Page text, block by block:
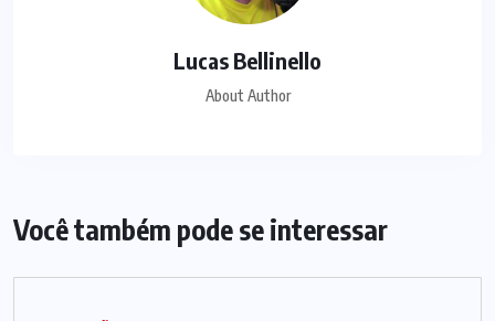
Lucas Bellinello
About Author
Você também pode se interessar